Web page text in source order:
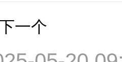
一个